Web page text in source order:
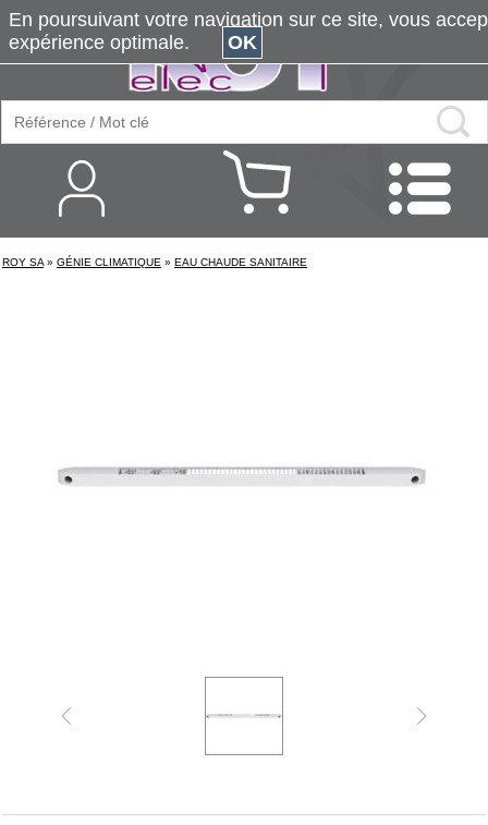
ROY SA » GÉNIE CLIMATIQUE » EAU CHAUDE SANITAIRE
En poursuivant votre navigation sur ce site, vous
expérience optimale.
OK